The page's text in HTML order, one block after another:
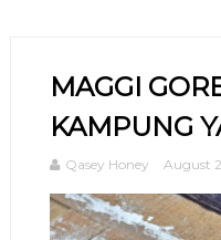
MAGGI
KAMPUNG
Qasey Honey August